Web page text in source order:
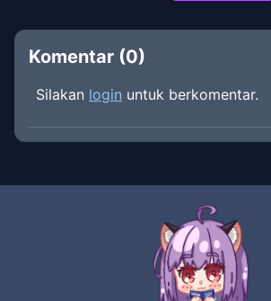
Komentar (0)
Silakan login untuk berkomentar.